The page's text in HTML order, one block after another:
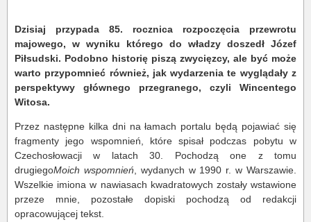
Dzisiaj przypada 85. rocznica rozpoczęcia przewrotu
majowego, w wyniku którego do władzy doszedł Józef
Piłsudski. Podobno historię piszą zwycięzcy, ale być może
warto przypomnieć również, jak wydarzenia te wyglądały z
perspektywy głównego przegranego, czyli Wincentego
Witosa.
Przez następne kilka dni na łamach portalu będą pojawiać się
fragmenty jego wspomnień, które spisał podczas pobytu w
Czechosłowacji w latach 30. Pochodzą one z tomu
drugiegoMoich wspomnień, wydanych w 1990 r. w Warszawie.
Wszelkie imiona w nawiasach kwadratowych zostały wstawione
przeze mnie, pozostałe dopiski pochodzą od redakcji
opracowującej tekst.